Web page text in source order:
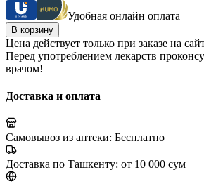
Удобная онлайн оплата
В корзину
Цена действует только при заказе на
Перед употреблением лекарств
врачом!
Доставка и оплата
Самовывоз из аптеки: Бесплатно
Доставка по Ташкенту: от 10 000 сум